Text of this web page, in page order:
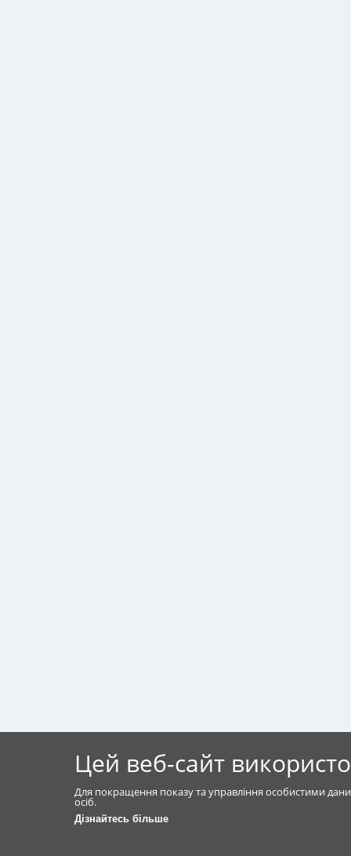
Цей веб-сайт
Для покращення показу та управління особистими
осіб.
Дізнайтесь більше